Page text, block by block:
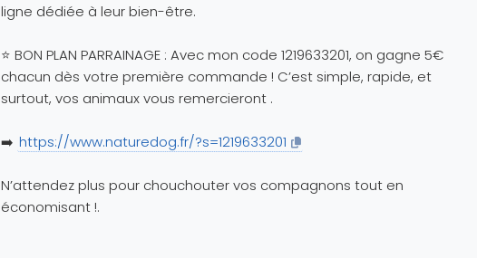
ligne dédiée à leur bien-être.
⭐ BON PLAN PARRAINAGE : Avec mon code 1219633201, on gagne 5€
chacun dès votre première commande ! C’est simple, rapide, et
surtout, vos animaux vous remercieront .
➡️ https://www.naturedog.fr/?s=1219633201
N’attendez plus pour chouchouter vos compagnons tout en
économisant !.